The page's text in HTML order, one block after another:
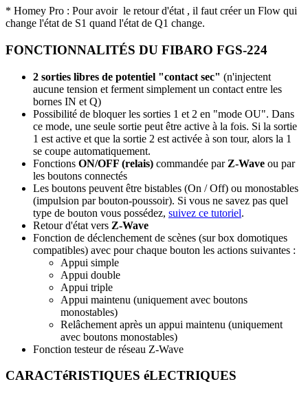
* Homey Pro : Pour avoir le retour d'état , il faut créer un Flow qui
change l'état de S1 quand l'état de Q1 change.
FONCTIONNALITÉS DU FIBARO FGS-224
2 sorties libres de potentiel "contact sec" (n'injectent
aucune tension et ferment simplement un contact entre les
bornes IN et Q)
Possibilité de bloquer les sorties 1 et 2 en "mode OU". Dans
ce mode, une seule sortie peut être active à la fois. Si la sortie
1 est active et que la sortie 2 est activée à son tour, alors la 1
se coupe automatiquement.
Fonctions ON/OFF (relais) commandée par Z-Wave ou par
les boutons connectés
Les boutons peuvent être bistables (On / Off) ou monostables
(impulsion par bouton-poussoir). Si vous ne savez pas quel
type de bouton vous possédez, suivez ce tutoriel.
Retour d'état vers Z-Wave
Fonction de déclenchement de scènes (sur box domotiques
compatibles) avec pour chaque bouton les actions suivantes :
Appui simple
Appui double
Appui triple
Appui maintenu (uniquement avec boutons
monostables)
Relâchement après un appui maintenu (uniquement
avec boutons monostables)
Fonction testeur de réseau Z-Wave
CARACTéRISTIQUES éLECTRIQUES